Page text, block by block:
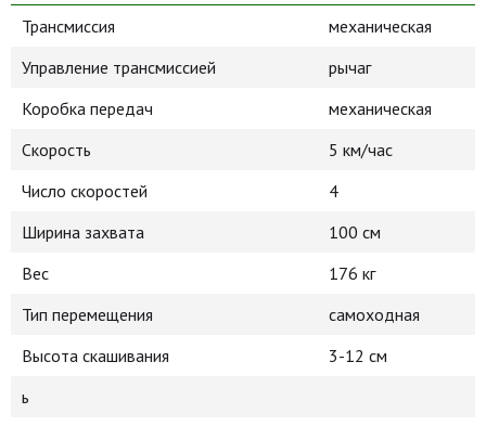
Трансмиссия
механическая
Управление трансмиссией
рычаг
Коробка передач
механическая
Скорость
5 км/час
Число скоростей
4
Ширина захвата
100 см
Вес
176 кг
Тип перемещения
самоходная
Высота скашивания
3-12 см
ь